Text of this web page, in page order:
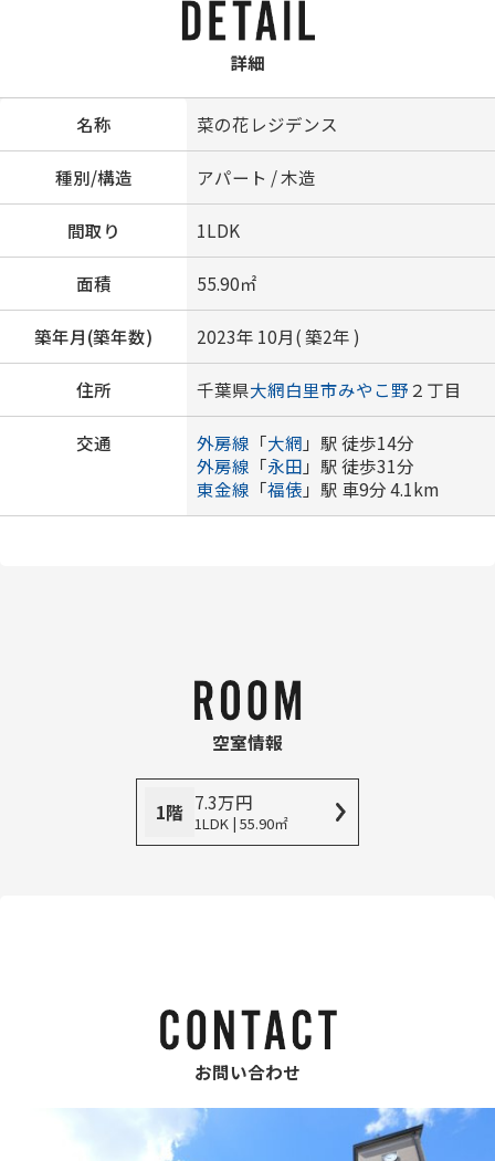
詳細
名称 菜の花レジデンス
種別/構造 アパート / 木造
間取り 1LDK
面積 55.90㎡
築年月(築年数) 2023年 10月( 築2年 )
住所 千葉県大網白里市みやこ野 ２丁目
交通 外房線 「大網 」駅 徒歩14分
外房線 「永田 」駅 徒歩31分
東金線 「福俵 」駅 車9分 4.1km
空室情報
1階 7.3万円
1LDK | 55.90㎡
お問い合わせ